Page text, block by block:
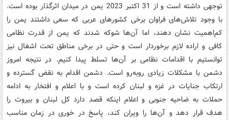
توجهی داشته است و از 31 اکتبر 2023 یمن در میدان اثرگذار بوده است.
با وجود تلاش‌های فراوان برخی کشورهای عربی که سعی داشتند یمن را
کم‌اهمیت نشان دهند، اما آن‌ها شوکه شدند که یمن از قدرت نظامی
کافی و اراده لازم برخوردار است و حتی در برخی مناطق تحت اشغال نیز
توانستیم با اقدامات نظامی بر آن‌ها تسلط پیدا کنیم. در نتیجه امروز
دشمن با مشکلات زیادی روبه‌رو است. دشمن اقدام به نقض‌ گسترده و
ارتکاب جنایات در غزه و لبنان کرده است و با اعلام و افتخار به ادامه
حملات به ضاحیه جنوبی و اعلام اینکه قصد دارد کل لبنان و بیروت را
هدف قرار دهد و آن‌ها را ویران کند، پاسخ در خوری در زمان مناسب